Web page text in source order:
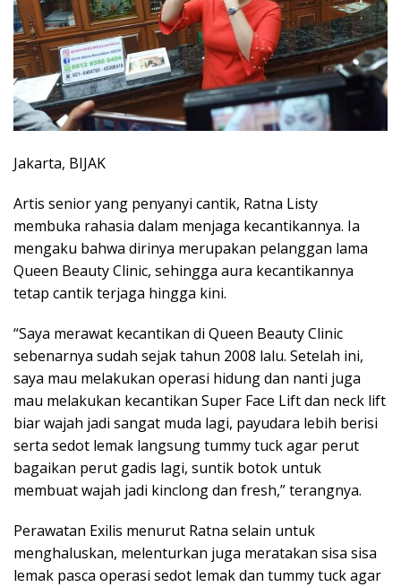
Jakarta, BIJAK
Artis senior yang penyanyi cantik, Ratna Listy
membuka rahasia dalam menjaga kecantikannya. Ia
mengaku bahwa dirinya merupakan pelanggan lama
Queen Beauty Clinic, sehingga aura kecantikannya
tetap cantik terjaga hingga kini.
“Saya merawat kecantikan di Queen Beauty Clinic
sebenarnya sudah sejak tahun 2008 lalu. Setelah ini,
saya mau melakukan operasi hidung dan nanti juga
mau melakukan kecantikan Super Face Lift dan neck lift
biar wajah jadi sangat muda lagi, payudara lebih berisi
serta sedot lemak langsung tummy tuck agar perut
bagaikan perut gadis lagi, suntik botok untuk
membuat wajah jadi kinclong dan fresh,” terangnya.
Perawatan Exilis menurut Ratna selain untuk
menghaluskan, melenturkan juga meratakan sisa sisa
lemak pasca operasi sedot lemak dan tummy tuck agar